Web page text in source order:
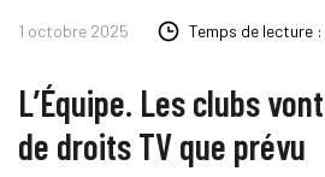
1 octobre 2025 Temps de lecture :
L’Équipe. Les clubs
de droits TV que prévu